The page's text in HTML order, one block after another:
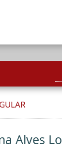
Alves